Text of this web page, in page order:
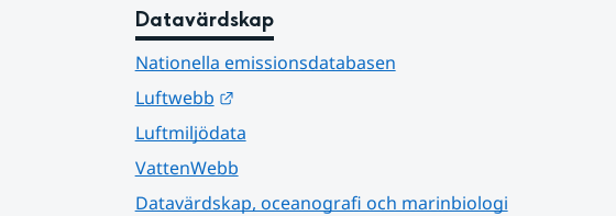
Datavärdskap
Nationella emissionsdatabasen
Luftwebb
Länk till annan webbplats.
Luftmiljödata
VattenWebb
Datavärdskap, oceanografi och marinbiologi